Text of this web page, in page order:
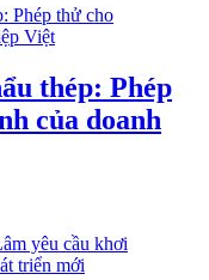
thép: Phép
của doanh